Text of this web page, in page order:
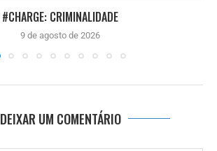
#CHARGE: CRIMINALIDADE
9 de agosto de 2026
DEIXAR UM COMENTÁRIO